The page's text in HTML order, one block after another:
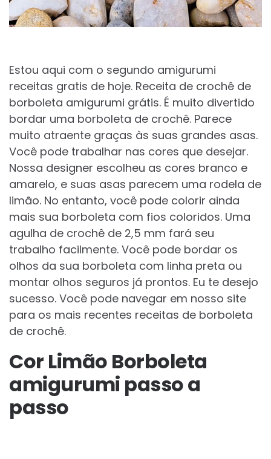
Estou aqui com o segundo amigurumi
receitas gratis de hoje. Receita de crochê de
borboleta amigurumi grátis. É muito divertido
bordar uma borboleta de crochê. Parece
muito atraente graças às suas grandes asas.
Você pode trabalhar nas cores que desejar.
Nossa designer escolheu as cores branco e
amarelo, e suas asas parecem uma rodela de
limão. No entanto, você pode colorir ainda
mais sua borboleta com fios coloridos. Uma
agulha de crochê de 2,5 mm fará seu
trabalho facilmente. Você pode bordar os
olhos da sua borboleta com linha preta ou
montar olhos seguros já prontos. Eu te desejo
sucesso. Você pode navegar em nosso site
para os mais recentes receitas de borboleta
de crochê.
Cor Limão Borboleta
amigurumi passo a
passo